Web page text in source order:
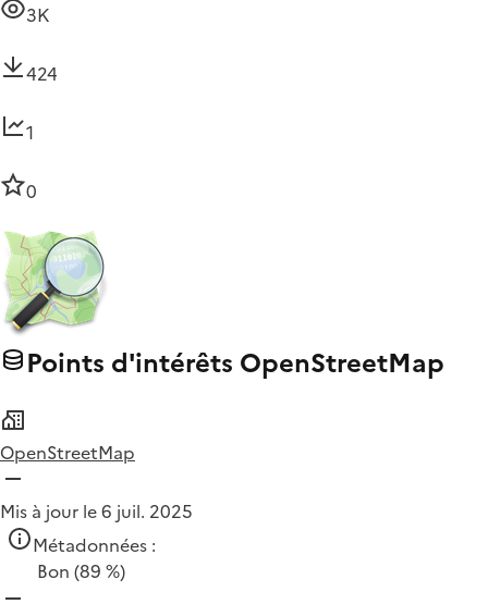
3K
424
1
0
Points d'intérêts OpenStreetMap
OpenStreetMap
Mis à jour le 6 juil. 2025
Métadonnées :
Bon (89 %)